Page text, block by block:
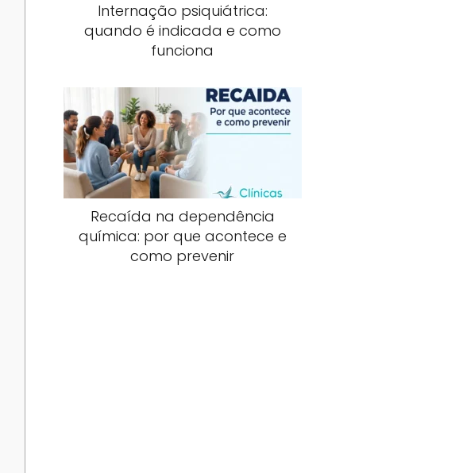
Internação psiquiátrica:
quando é indicada e como
funciona
Recaída na dependência
química: por que acontece e
como prevenir